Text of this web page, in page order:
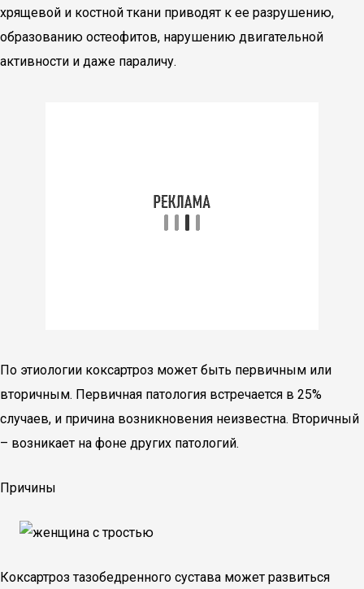
хрящевой и костной ткани приводят к ее разрушению,
образованию остеофитов, нарушению двигательной
активности и даже параличу.
По этиологии коксартроз может быть первичным или
вторичным. Первичная патология встречается в 25%
случаев, и причина возникновения неизвестна. Вторичный
– возникает на фоне других патологий.
Причины
Коксартроз тазобедренного сустава может развиться